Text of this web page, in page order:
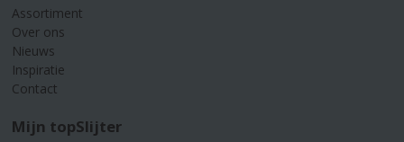
Assortiment
Over ons
Nieuws
Inspiratie
Contact
Mijn topSlijter